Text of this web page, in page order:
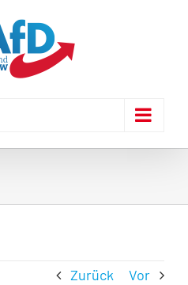
Zurück Vor